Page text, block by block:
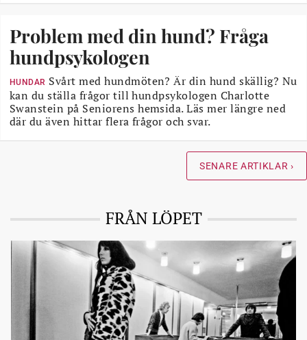
Problem med din hund? Fråga
hundpsykologen
HUNDAR Svårt med hundmöten? Är din hund skällig? Nu
kan du ställa frågor till hundpsykologen Charlotte
Swanstein på Seniorens hemsida. Läs mer längre ned
där du även hittar flera frågor och svar.
SENARE ARTIKLAR ›
FRÅN LÖPET